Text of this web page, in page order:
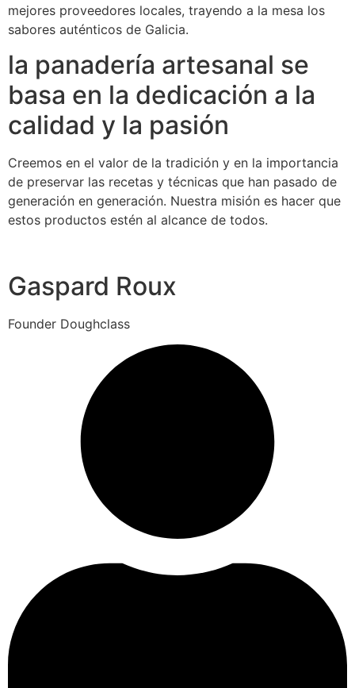
mejores proveedores locales, trayendo a la mesa los
sabores auténticos de Galicia.
la panadería artesanal se
basa en la dedicación a la
calidad y la pasión
Creemos en el valor de la tradición y en la importancia
de preservar las recetas y técnicas que han pasado de
generación en generación. Nuestra misión es hacer que
estos productos estén al alcance de todos.
Gaspard Roux
Founder Doughclass